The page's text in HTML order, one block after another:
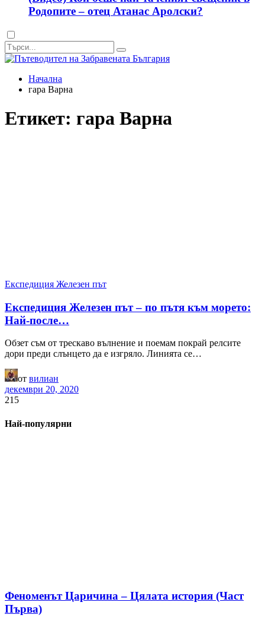
Родопите – отец Атанас Аролски?
Dark
mode
Начална
гара Варна
Етикет: гара Варна
Експедиция Железен път
Експедиция Железен път – по пътя към морето:
Най-после…
Обзет съм от трескаво вълнение и поемам покрай релсите
дори преди слънцето да е изгряло. Линията се…
от вилиан
декември 20, 2020
215
Най-популярни
Феноменът Царичина – Цялата история (Част
Първа)